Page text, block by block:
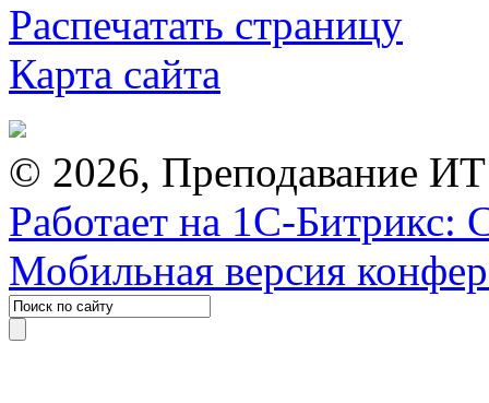
Распечатать страницу
Карта сайта
© 2026, Преподавание
Работает на 1С-Битрикс:
Мобильная версия